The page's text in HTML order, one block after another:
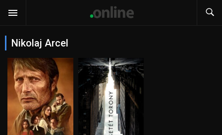
Nikolaj Arcel